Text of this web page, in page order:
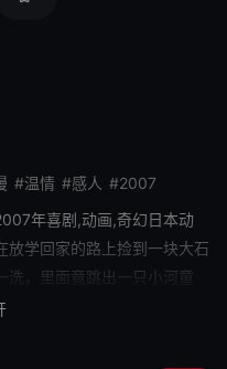
#温情 #感人 #2007
年喜剧,动画,奇幻日本动
放学回家的路 上捡到一块大石
洗，里面竟跳出一只小河童
一就给它取名为“小咕”。小